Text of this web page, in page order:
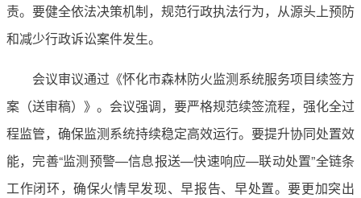
责。要健全依法决策机制，规范行政执法行为，从源头上预防
和减少行政诉讼案件发生。
会议审议通过《怀化市森林防火监测系统服务项目续签方
案（送审稿）》。会议强调，要严格规范续签流程，强化全过
程监管，确保监测系统持续稳定高效运行。要提升协同处置效
能，完善“监测预警—信息报送—快速响应—联动处置”全链条
工作闭环，确保火情早发现、早报告、早处置。要更加突出